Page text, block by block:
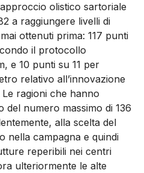
olistico sartoriale
a raggiungere livelli di
ottenuti prima: 117 punti
il protocollo
e 10 punti su 11 per
relativo all’innovazione
ragioni che hanno
del numero massimo di 136
alla scelta del
nella campagna e quindi
reperibili nei centri
ulteriormente le alte